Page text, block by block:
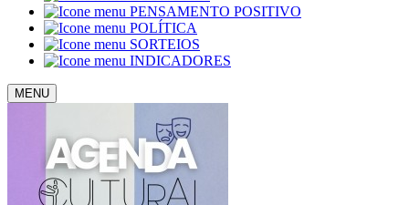
PENSAMENTO POSITIVO
POLÍTICA
SORTEIOS
INDICADORES
MENU